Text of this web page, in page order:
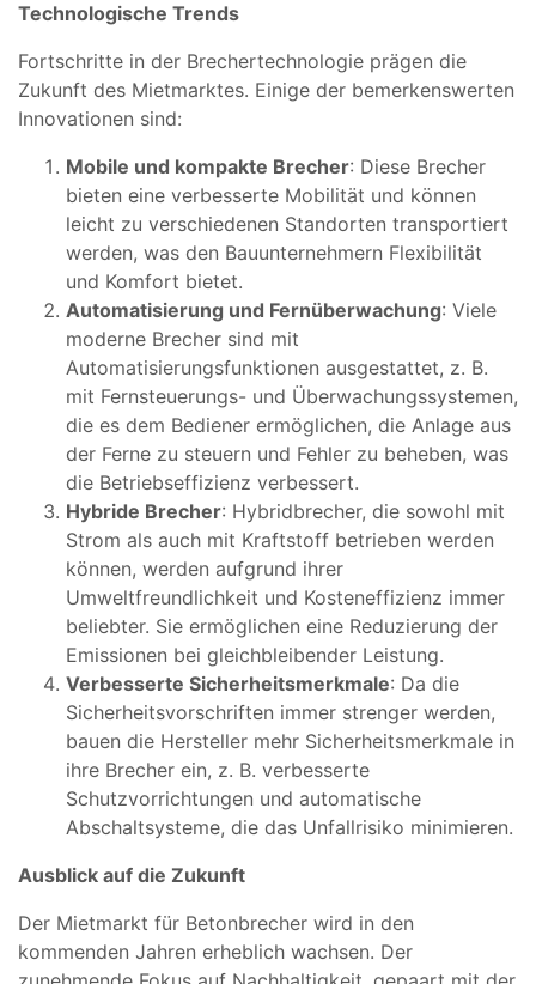
Technologische Trends
Fortschritte in der Brechertechnologie prägen die
Zukunft des Mietmarktes. Einige der bemerkenswerten
Innovationen sind:
Mobile und kompakte Brecher: Diese Brecher
bieten eine verbesserte Mobilität und können
leicht zu verschiedenen Standorten transportiert
werden, was den Bauunternehmern Flexibilität
und Komfort bietet.
Automatisierung und Fernüberwachung: Viele
moderne Brecher sind mit
Automatisierungsfunktionen ausgestattet, z. B.
mit Fernsteuerungs- und Überwachungssystemen,
die es dem Bediener ermöglichen, die Anlage aus
der Ferne zu steuern und Fehler zu beheben, was
die Betriebseffizienz verbessert.
Hybride Brecher: Hybridbrecher, die sowohl mit
Strom als auch mit Kraftstoff betrieben werden
können, werden aufgrund ihrer
Umweltfreundlichkeit und Kosteneffizienz immer
beliebter. Sie ermöglichen eine Reduzierung der
Emissionen bei gleichbleibender Leistung.
Verbesserte Sicherheitsmerkmale: Da die
Sicherheitsvorschriften immer strenger werden,
bauen die Hersteller mehr Sicherheitsmerkmale in
ihre Brecher ein, z. B. verbesserte
Schutzvorrichtungen und automatische
Abschaltsysteme, die das Unfallrisiko minimieren.
Ausblick auf die Zukunft
Der Mietmarkt für Betonbrecher wird in den
kommenden Jahren erheblich wachsen. Der